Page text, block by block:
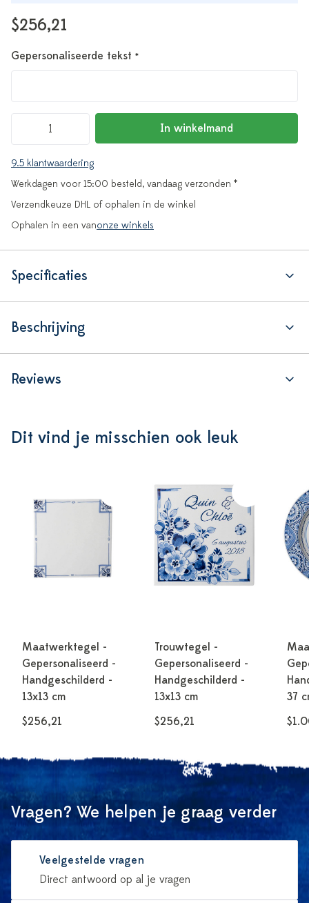
$256,21
Gepersonaliseerde tekst *
In winkelmand
9.5 klantwaardering
Werkdagen voor 15:00 besteld, vandaag verzonden *
Verzendkeuze DHL of ophalen in de winkel
Ophalen in een vanonze winkels
Specificaties
Beschrijving
Reviews
Dit vind je misschien ook leuk
Maatwerktegel -
Gepersonaliseerd -
Handgeschilderd -
13x13 cm
$256,21
Trouwtegel -
Gepersonaliseerd -
Handgeschilderd -
13x13 cm
$256,21
37
Vragen? We helpen je graag verder
Veelgestelde vragen
Direct antwoord op al je vragen